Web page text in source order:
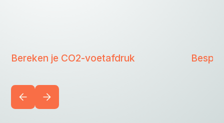
Bereken je CO2-voetafdruk